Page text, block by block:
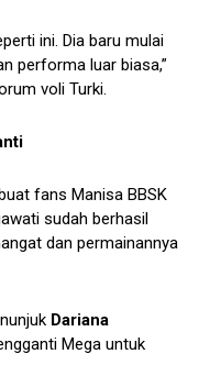
ini. Dia baru mulai
performa luar biasa,”
voli Turki.
fans Manisa BBSK
sudah berhasil
dan permainannya
Dariana
Mega untuk